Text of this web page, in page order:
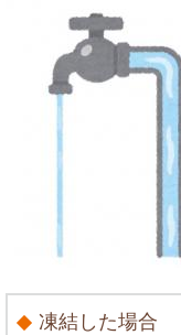
凍結した場合